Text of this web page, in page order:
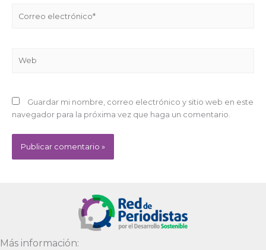
electrónico*
Guardar mi nombre, correo electrónico y sitio web en este
navegador para la próxima vez que haga un comentario.
Más información: